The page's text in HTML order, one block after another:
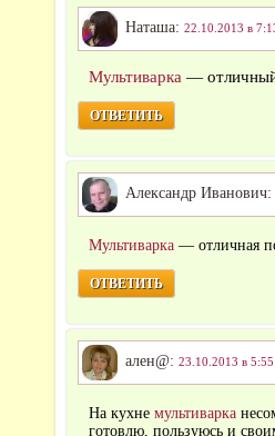
Наташа: 22.10.2013 в
Мультиварка —
ОТВЕТИТЬ
Александр Иванович:
Мультиварка — отличная
ОТВЕТИТЬ
ален@: 23.10.2013 в
На кухне мультиварка
готовлю, пользуюсь и